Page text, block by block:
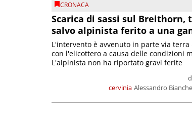
CRONACA
Scarica di sassi sul Breithorn,
salvo alpinista ferito a una
cervinia Alessandro
L'intervento è avvenuto in parte via
con l'elicottero a causa delle condizioni
L'alpinista non ha riportato gravi ferite